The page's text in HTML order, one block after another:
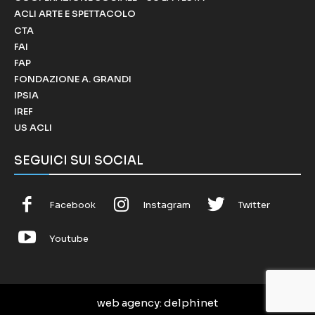
ACLI ARTE E SPETTACOLO
CTA
FAI
FAP
FONDAZIONE A. GRANDI
IPSIA
IREF
US ACLI
SEGUICI SUI SOCIAL
Facebook Instagram Twitter
Youtube
web agency: delphinet